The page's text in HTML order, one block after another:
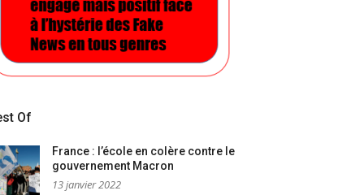
Of
France : l’école en colère contre le
gouvernement Macron
13 janvier 2022